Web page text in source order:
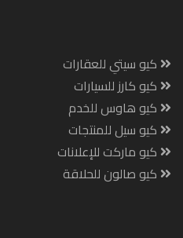
كيو سيتي للعقارات
كيو كارز للسيارات
كيو هاوس للخدم
كيو سيل للمنتجات
كيو ماركت للإعلانات
كيو صالون للحلاقة